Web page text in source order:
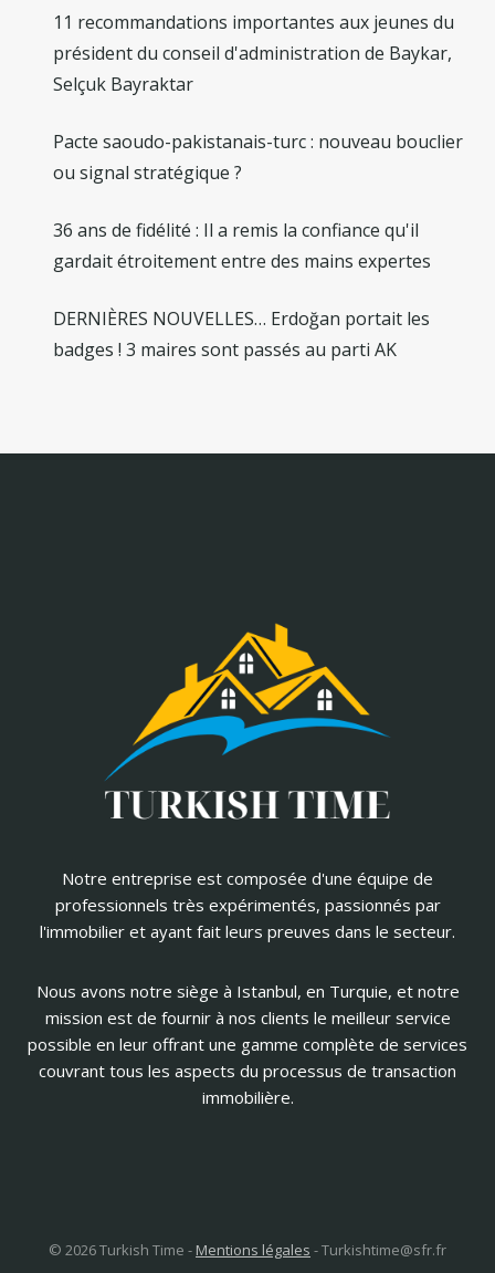
11 recommandations importantes aux jeunes du
président du conseil d'administration de Baykar,
Selçuk Bayraktar
Pacte saoudo-pakistanais-turc : nouveau bouclier
ou signal stratégique ?
36 ans de fidélité : Il a remis la confiance qu'il
gardait étroitement entre des mains expertes
DERNIÈRES NOUVELLES… Erdoğan portait les
badges ! 3 maires sont passés au parti AK
Notre entreprise est composée d'une équipe de
professionnels très expérimentés, passionnés par
l'immobilier et ayant fait leurs preuves dans le secteur.
Nous avons notre siège à Istanbul, en Turquie, et notre
mission est de fournir à nos clients le meilleur service
possible en leur offrant une gamme complète de services
couvrant tous les aspects du processus de transaction
immobilière.
© 2026 Turkish Time - Mentions légales -Turkishtime@sfr.fr